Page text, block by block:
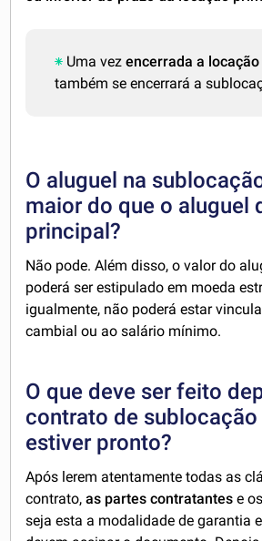
Uma vezencerrada a locação
também se encerrará a
O aluguel na
maior do que o aluguel
principal?
Não pode. Além disso, o valor do
poderá ser estipulado em moeda
igualmente, não poderá estar
cambial ou ao salário mínimo.
O que deve ser feito
contrato de sublocação
estiver pronto?
Após lerem atentamente todas as
contrato,as partes contratantes e
seja esta a modalidade de garantia